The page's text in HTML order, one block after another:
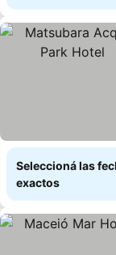
Seleccioná las
exactos